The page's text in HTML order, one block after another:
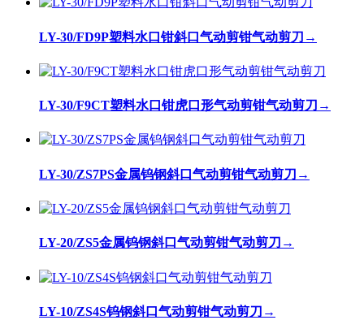
LY-30/FD9P塑料水口钳斜口气动剪钳气动剪刀 →
LY-30/F9CT塑料水口钳虎口形气动剪钳气动剪刀 →
LY-30/ZS7PS金属钨钢斜口气动剪钳气动剪刀 →
LY-20/ZS5金属钨钢斜口气动剪钳气动剪刀 →
LY-10/ZS4S钨钢斜口气动剪钳气动剪刀 →